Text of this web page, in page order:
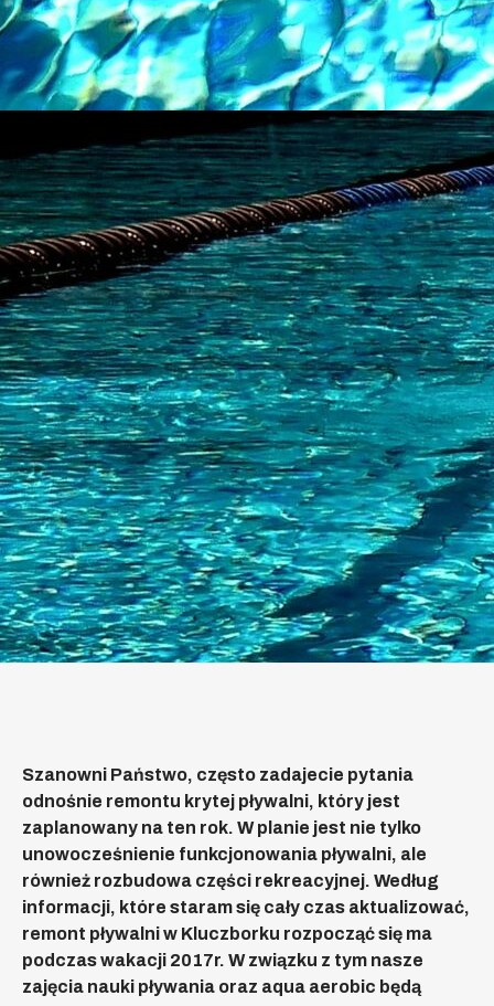
Szanowni Państwo, często zadajecie pytania
odnośnie remontu krytej pływalni, który jest
zaplanowany na ten rok. W planie jest nie tylko
unowocześnienie funkcjonowania pływalni, ale
również rozbudowa części rekreacyjnej. Według
informacji, które staram się cały czas aktualizować,
remont pływalni w Kluczborku rozpocząć się ma
podczas wakacji 2017r. W związku z tym nasze
zajęcia nauki pływania oraz aqua aerobic będą